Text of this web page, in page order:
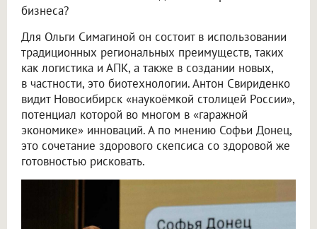
бизнеса?
Для Ольги Симагиной он состоит в использовании
традиционных региональных преимуществ, таких
как логистика и АПК, а также в создании новых,
в частности, это биотехнологии. Антон Свириденко
видит Новосибирск «наукоёмкой столицей России»,
потенциал которой во многом в «гаражной
экономике» инноваций. А по мнению Софьи Донец,
это сочетание здорового скепсиса со здоровой же
готовностью рисковать.